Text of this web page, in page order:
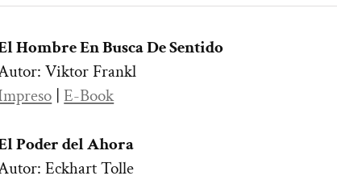
Hombre En Busca De Sentido
Viktor Frankl
|E-Book
Poder del Ahora
Eckhart Tolle